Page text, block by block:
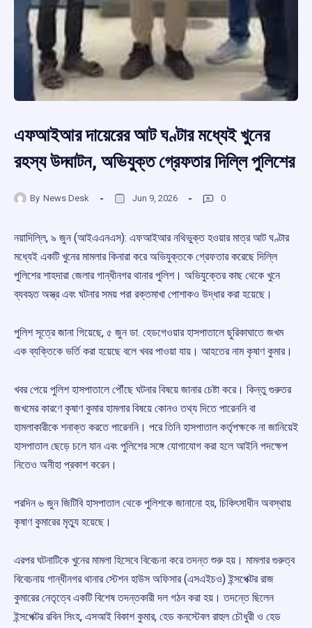
এফআইআর দায়েরের আট ঘণ্টার মধ্যেই খুনের
রহস্য উদ্ঘাটন, অভিযুক্ত গ্রেফতার দিল্লি পুলিশের
By News Desk Jun 9, 2026 0
নয়াদিল্লি, ৯ জুন (আইএএনএস): এফআইআর নথিভুক্ত হওয়ার মাত্র আট ঘণ্টার
মধ্যেই একটি খুনের মামলার কিনারা করে অভিযুক্তকে গ্রেফতার করেছে দিল্লি
পুলিশের শাহদারা জেলার গান্ধীনগর থানার পুলিশ। অভিযুক্তের কাছ থেকে খুনে
ব্যবহৃত অস্ত্র এবং ঘটনার সময় পরা রক্তমাখা পোশাকও উদ্ধার করা হয়েছে।
পুলিশ সূত্রে জানা গিয়েছে, ৫ জুন ডা. হেডগেওয়ার হাসপাতালে ছুরিকাঘাতে জখম
এক ব্যক্তিকে ভর্তি করা হয়েছে বলে খবর পাওয়া যায়। আহতের নাম কৃষাণ কুমার।
খবর পেয়ে পুলিশ হাসপাতালে পৌঁছে ঘটনার বিষয়ে জানার চেষ্টা করে। কিন্তু গুরুতর
জখমের কারণে কৃষাণ কুমার হামলার বিষয়ে কোনও তথ্য দিতে পারেননি বা
হামলাকারীকে শনাক্ত করতে পারেননি। পরে তিনি হাসপাতাল কর্তৃপক্ষকে না জানিয়েই
হাসপাতাল ছেড়ে চলে যান এবং পুলিশের সঙ্গে যোগাযোগ করা হলে আইনি পদক্ষেপ
নিতেও অনীহা প্রকাশ করেন।
পরদিন ৬ জুন জিটিবি হাসপাতাল থেকে পুলিশকে জানানো হয়, চিকিৎসাধীন অবস্থায়
কৃষাণ কুমারের মৃত্যু হয়েছে।
এরপর ঘটনাটিকে খুনের মামলা হিসেবে বিবেচনা করে তদন্ত শুরু হয়। মামলার গুরুত্ব
বিবেচনায় গান্ধীনগর থানার স্টেশন হাউস অফিসার (এসএইচও) ইন্সপেক্টর রাজ
কুমারের নেতৃত্বে একটি বিশেষ তদন্তকারী দল গঠন করা হয়। তদন্তে ছিলেন
ইন্সপেক্টর রবিন সিংহ, এসআই বিকাশ কুমার, হেড কনস্টেবল রাহুল চৌধুরী ও হেড